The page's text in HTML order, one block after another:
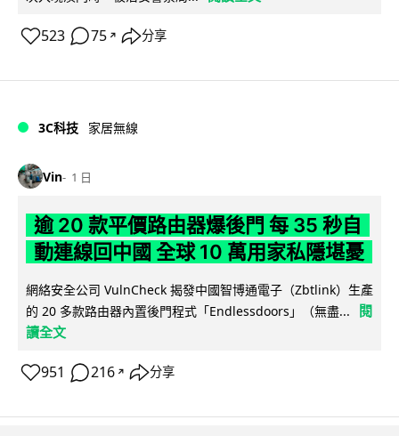
523 75 ↗ 分享
3C科技 家居無線
Vin 1 日
逾 20 款平價路由器爆後門 每 35 秒自
動連線回中國 全球 10 萬用家私隱堪憂
網絡安全公司 VulnCheck 揭發中國智博通電子（Zbtlink）生產
的 20 多款路由器內置後門程式「Endlessdoors」（無盡...
閱
讀全文
951 216 ↗ 分享